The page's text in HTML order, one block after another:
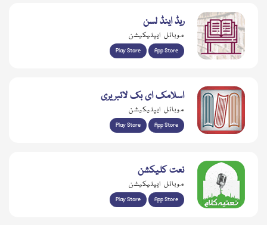
ریڈ اینڈ لسن
موبائل ایپلیکیشن
Play Store App Store
اسلامک ای بک لائبریری
موبائل ایپلیکیشن
Play Store App Store
نعت کلیکشن
موبائل ایپلیکیشن
Play Store App Store